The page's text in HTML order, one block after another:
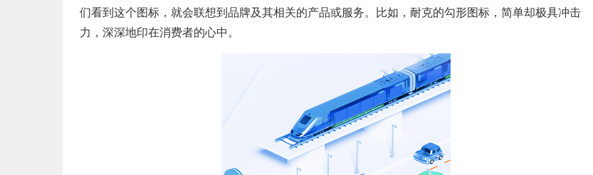
们看到这个图标，就会联想到品牌及其相关的产品或服务。比如，耐克的勾形图标，简单却极具冲击
力，深深地印在消费者的心中。